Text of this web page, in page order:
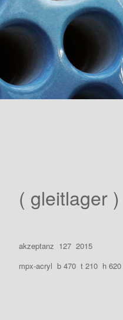
( gleitlager )
akzeptanz 127 2015
mpx-acryl b 470 t 210 h 620